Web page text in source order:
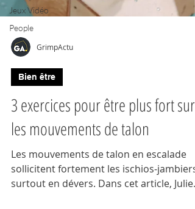
Jeux Vidéo
People
3 exercices pour être plus fort sur
les mouvements de talon
Les mouvements de talon en escalade
sollicitent fortement les ischios-jambiers,